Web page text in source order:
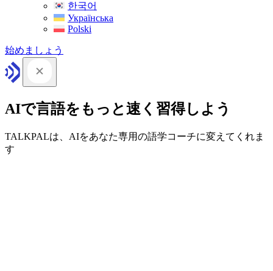
한국어
Українська
Polski
始めましょう
AIで言語をもっと速く習得しよう
TALKPALは、AIをあなた専用の語学コーチに変えてくれま
す